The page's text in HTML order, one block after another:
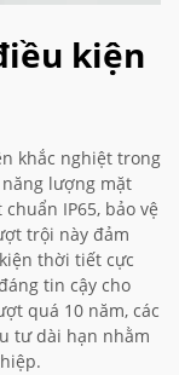
kiện
khắc nghiệt trong
lượng mặt
IP65, bảo vệ
trội này đảm
thời tiết cực
tin cậy cho
quá 10 năm, các
tư dài hạn nhằm